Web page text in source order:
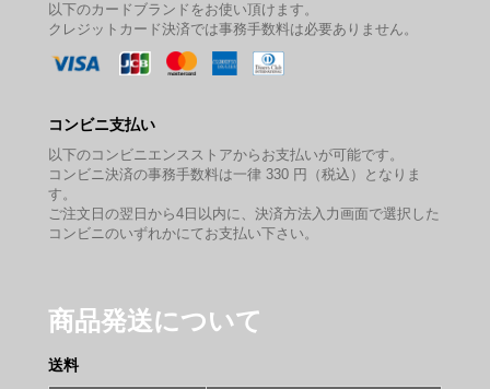
以下のカードブランドをお使い頂けます。
クレジットカード決済では事務手数料は必要ありません。
コンビニ支払い
以下のコンビニエンスストアからお支払いが可能です。
コンビニ決済の事務手数料は一律 330 円（税込）となりま
す。
ご注文日の翌日から4日以内に、決済方法入力画面で選択した
コンビニのいずれかにてお支払い下さい。
商品発送について
送料